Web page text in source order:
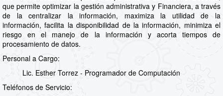
que permite optimizar la gestión administrativa y Financiera, a través
de la centralizar la información, maximiza la utilidad de la
información, facilita la disponibilidad de la información, minimiza el
riesgo en el manejo de la información y acorta tiempos de
procesamiento de datos.
Personal a Cargo:
Lic. Esther Torrez - Programador de Computación
Teléfonos de Servicio: